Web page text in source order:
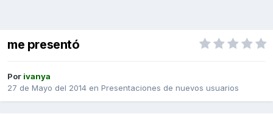
me presentó
Por ivanya
27 de Mayo del 2014 en Presentaciones de nuevos usuarios